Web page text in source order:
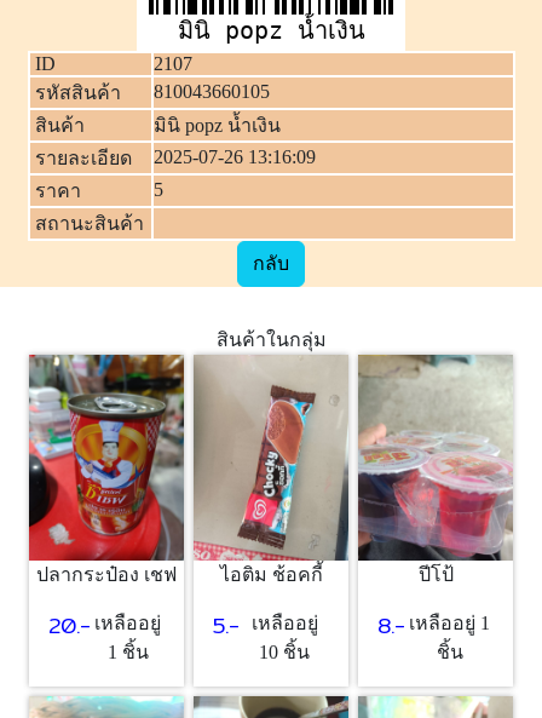
มินิ popz น้ำเงิน
ID
2107
รหัสสินค้า
810043660105
สินค้า
มินิ popz น้ำเงิน
รายละเอียด
2025-07-26 13:16:09
ราคา
5
สถานะสินค้า
กลับ
สินค้าในกลุ่ม
ปลากระป๋อง เชฟ
20.- เหลืออยู่
1 ชิ้น
ไอติม ช้อคกี้
5.-
เหลืออยู่
10 ชิ้น
ปีโป้
8.- เหลืออยู่ 1
ชิ้น